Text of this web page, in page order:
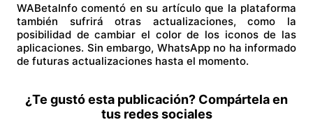
WABetaInfo comentó en su artículo que la plataforma
también sufrirá otras actualizaciones, como la
posibilidad de cambiar el color de los iconos de las
aplicaciones. Sin embargo, WhatsApp no ​​ha informado
de futuras actualizaciones hasta el momento.
¿Te gustó esta publicación? Compártela en
tus redes sociales